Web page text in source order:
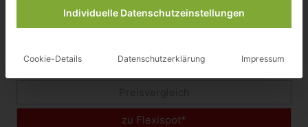
FlexiSpot Walking Pad MotionX WP01
zu Flexispot*
Individuelle Datenschutzeinstellungen
Cookie-Details Datenschutzerklärung Impressum